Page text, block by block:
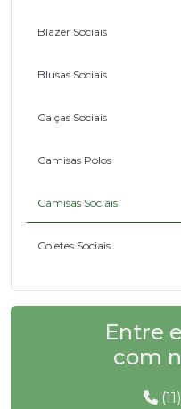
Blazer Sociais
Blusas Sociais
Calças Sociais
Camisas Polos
Camisas Sociais
Coletes Sociais
Conjunto Social
Entre
com